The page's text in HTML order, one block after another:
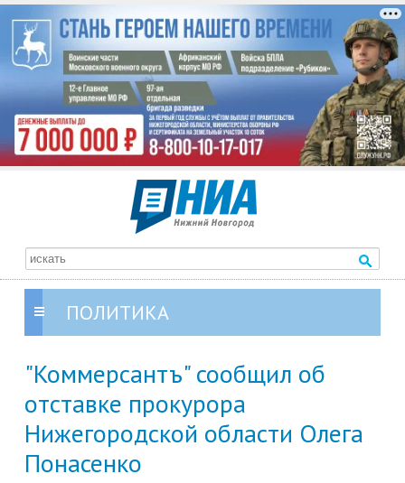
ПОЛИТИКА
"Коммерсантъ" сообщил об
отставке прокурора
Нижегородской области Олега
Понасенко